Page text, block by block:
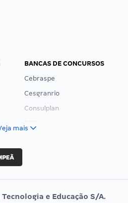
BANCAS DE CONCURSOS
Cebraspe
Cesgranrio
Consulplan
Vunesp
mais
e Educação S/A.